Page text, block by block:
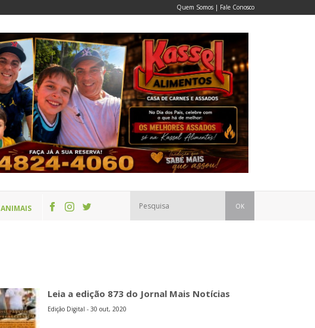
Quem Somos | Fale Conosco
ANIMAIS OK
Leia a edição 873 do Jornal Mais Notícias
Edição Digital - 30 out, 2020